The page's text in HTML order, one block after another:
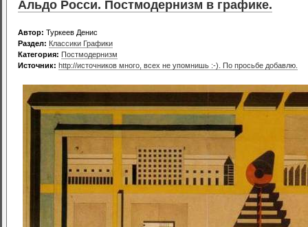
Альдо Росси. Постмодернизм в графике.
Автор: Туркеев Денис
Раздел: Классики Графики
Категория: Постмодернизм
Источник: http://источников много, всех не упомнишь :-). По просьбе добавлю.